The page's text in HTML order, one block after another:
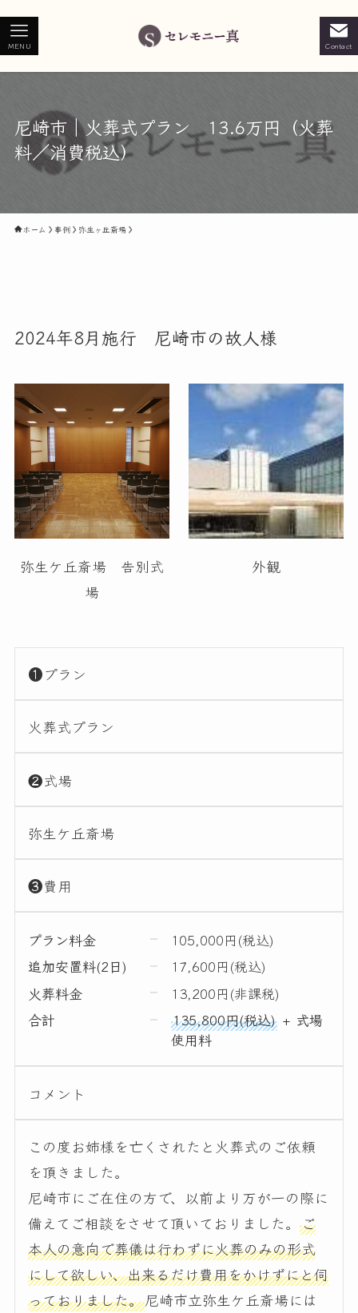
Contact
MENU
尼崎市｜火葬式プラン 13.6万円（火葬
料／消費税込）
ホーム 事例 弥生ヶ丘斎場
2024年8月施行 尼崎市の故人様
弥生ケ丘斎場 告別式
場
外観
❶プラン
火葬式プラン
❷式場
弥生ケ丘斎場
❸費用
プラン料金
105,000円(税込)
追加安置料(2日)
17,600円(税込)
火葬料金
13,200円(非課税)
合計
135,800円(税込)+ 式場
使用料
コメント
この度お姉様を亡くされたと火葬式のご依頼
を頂きました。
尼崎市にご在住の方で、以前より万が一の際に
備えてご相談をさせて頂いておりました。ご
本人の意向で葬儀は行わずに火葬のみの形式
にして欲しい、出来るだけ費用をかけずにと伺
っておりました。尼崎市立弥生ケ丘斎場には